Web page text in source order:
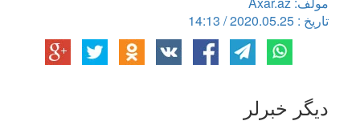
تاریخ : 2020.05.25 / 14:13
دیگر خبرلر